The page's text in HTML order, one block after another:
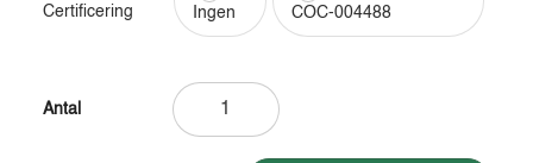
Certificering Ingen
COC-004488